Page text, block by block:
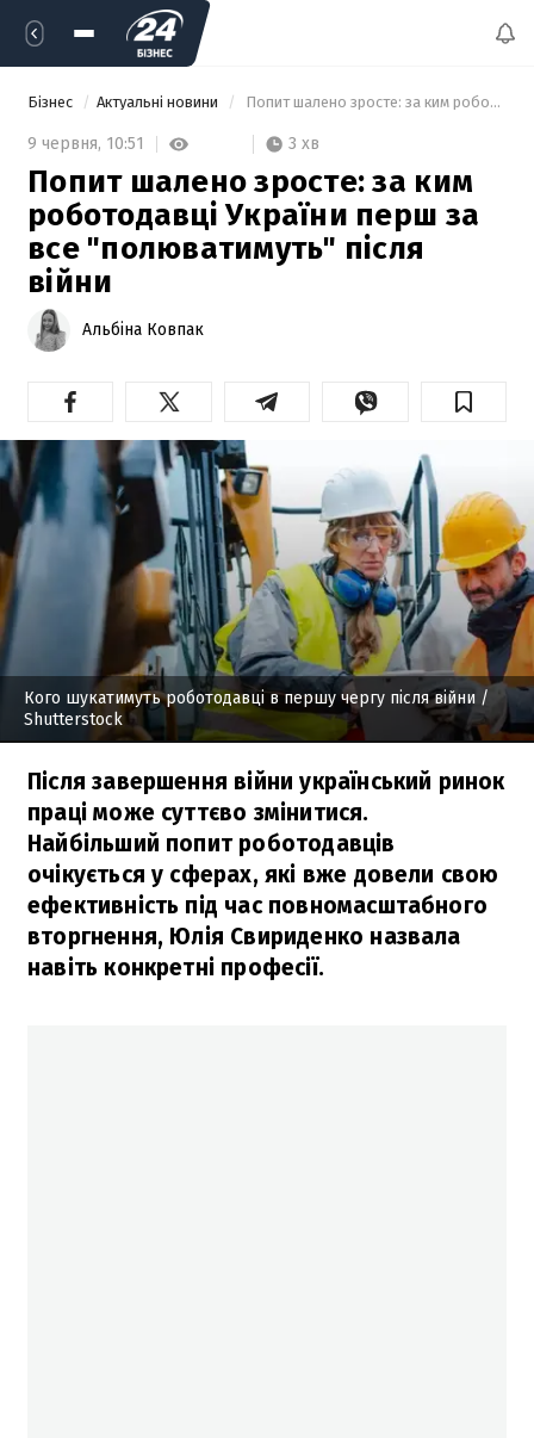
Бізнес Актуальні новини Попит шалено зросте: за ким роботодавці України перш за все "полюватимуть" після війни
9 червня, 10:51 3 хв
Попит шалено зросте: за ким
роботодавці України перш за
все "полюватимуть" після
війни
Альбіна Ковпак
Кого шукатимуть роботодавці в першу чергу після війни /
Shutterstock
Після завершення війни український ринок
праці може суттєво змінитися.
Найбільший попит роботодавців
очікується у сферах, які вже довели свою
ефективність під час повномасштабного
вторгнення, Юлія Свириденко назвала
навіть конкретні професії.